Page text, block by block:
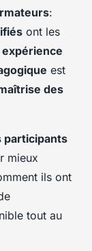
:
ont les
expérience
est
des
participants
mieux
ils ont
tout au